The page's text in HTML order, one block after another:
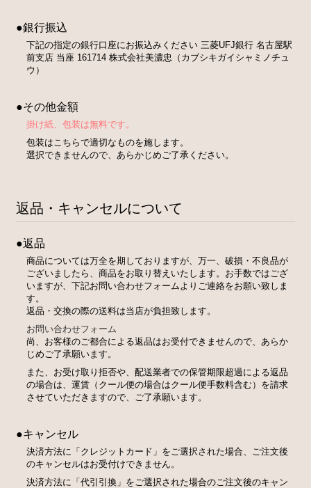
●銀行振込
下記の指定の銀行口座にお振込みください 三菱UFJ銀行 名古屋駅
前支店 当座 161714 株式会社美濃忠（カブシキガイシャミノチュ
ウ）
●その他金額
掛け紙、包装は無料です。
包装はこちらで適切なものを施します。
選択できませんので、あらかじめご了承ください。
返品・キャンセルについて
●返品
商品については万全を期しておりますが、万一、破損・不良品が
ございましたら、商品をお取り替えいたします。お手数ではござ
いますが、下記お問い合わせフォームよりご連絡をお願い致しま
す。
返品・交換の際の送料は当店が負担致します。
お問い合わせフォーム
尚、お客様のご都合による返品はお受付できませんので、あらか
じめご了承願います。
また、お受け取り拒否や、配送業者での保管期限超過による返品
の場合は、運賃（クール便の場合はクール便手数料含む）を請求
させていただきますので、ご了承願います。
●キャンセル
決済方法に「クレジットカード」をご選択された場合、ご注文後
のキャンセルはお受付けできません。
決済方法に「代引引換」をご選択された場合のご注文後のキャン